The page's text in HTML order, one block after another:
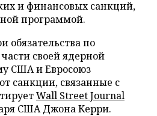
и финансовых санкций,
программой.
обязательства по
своей ядерной
США и Евросоюз
санкции, связанные с
Wall Street Journal
США Джона Керри.